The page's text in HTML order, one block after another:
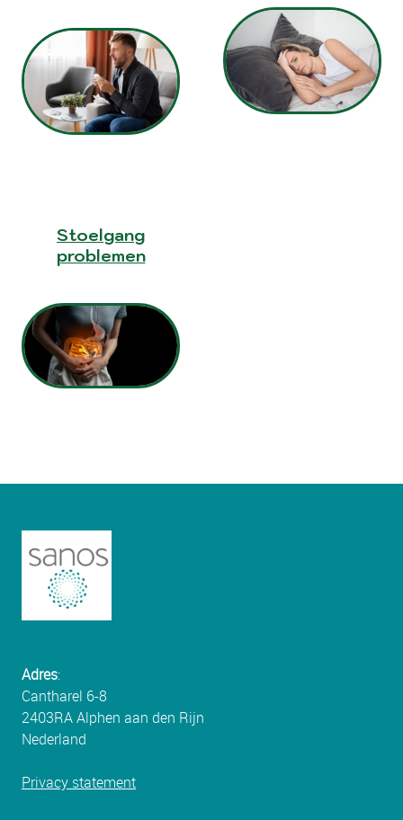
Stoelgang
problemen
Adres:
Cantharel 6-8
2403RA Alphen aan den Rijn
Nederland
Privacy statement